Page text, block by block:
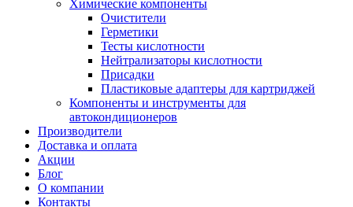
Химические компоненты
Очистители
Герметики
Тесты кислотности
Нейтрализаторы кислотности
Присадки
Пластиковые адаптеры для картриджей
Компоненты и инструменты для
автокондиционеров
Производители
Доставка и оплата
Акции
Блог
О компании
Контакты